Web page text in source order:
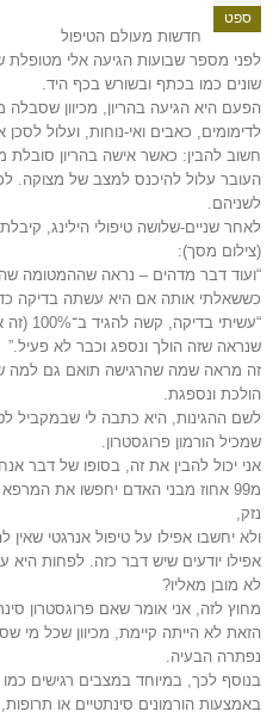
ספט
חדשות מעולם הטיפול
לפני מספר שבועות הגיעה אלי
שונים כמו בכתף ובשורש בכף היד.
הפעם היא הגיעה בהריון, מכיוון
לדימומים, כאבים ואי-נוחות, ועלול לסכן
חשוב להבין: כאשר אישה בהריון
העובר עלול להיכנס למצב של מצוקה.
לשניהם.
לאחר שניים-שלושה טיפולי הילינג,
(צילום מסך):
“ועוד דבר מדהים – נראה שההמטומה
כששאלתי אותה אם היא עשתה בדיקה
שנראה שזה הולך ונספג וכבר לא פעיל.”
זה מראה שמה שהרגישה תואם גם למה
הולכת ונספגת.
לשם ההגינות, היא כתבה לי שבמקביל
שמכיל הורמון פרוגסטרון.
אני יכול להבין את זה, בסופו של דבר
מ99 אחוז מבני האדם יחפשו את
נזק,
ולא יחשבו אפילו על טיפול אנרגטי
אפילו יודעים שיש דבר כזה. לפחות
לא מובן מאליו?
מחוץ לזה, אני אומר שאם פרוגסטרון
הזאת לא הייתה קיימת, מכיוון שכל מי
נפתרה הבעיה.
בנוסף לכך, במיוחד במצבים רגישים
באמצעות הורמונים סינתטיים או